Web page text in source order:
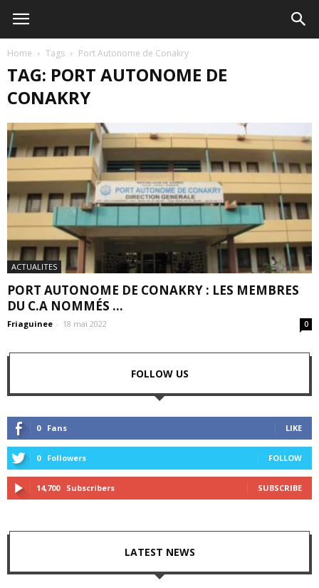
Home Tags Port Autonome de Conakry
TAG: PORT AUTONOME DE
CONAKRY
ACTUALITES
PORT AUTONOME DE CONAKRY : LES MEMBRES
DU C.A NOMMÉS ...
Friaguinee - 18 mai 2022 0
FOLLOW US
0 Fans LIKE
0 Followers FOLLOW
14,700 Subscribers SUBSCRIBE
LATEST NEWS